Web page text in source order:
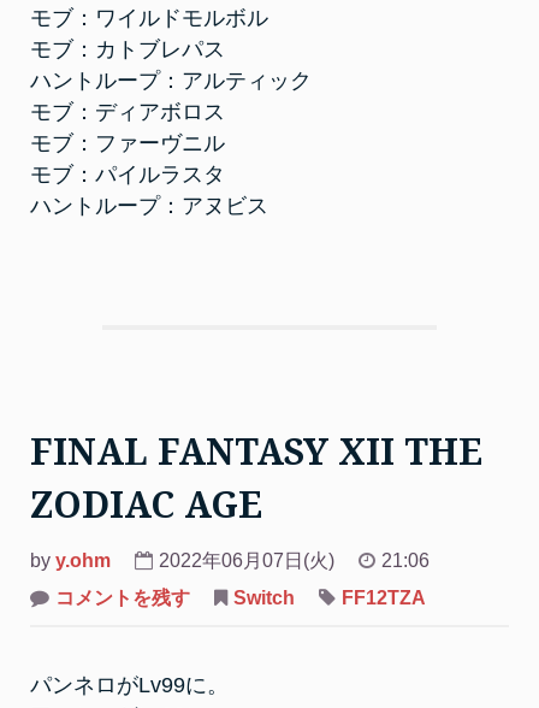
モブ：ワイルドモルボル
モブ：カトブレパス
ハントループ：アルティック
モブ：ディアボロス
モブ：ファーヴニル
モブ：パイルラスタ
ハントループ：アヌビス
FINAL FANTASY XII THE
ZODIAC AGE
by y.ohm 2022年06月07日(火)
21:06
コメントを残すon
ZODIAC
Switch FF12TZA
パンネロがLv99に。